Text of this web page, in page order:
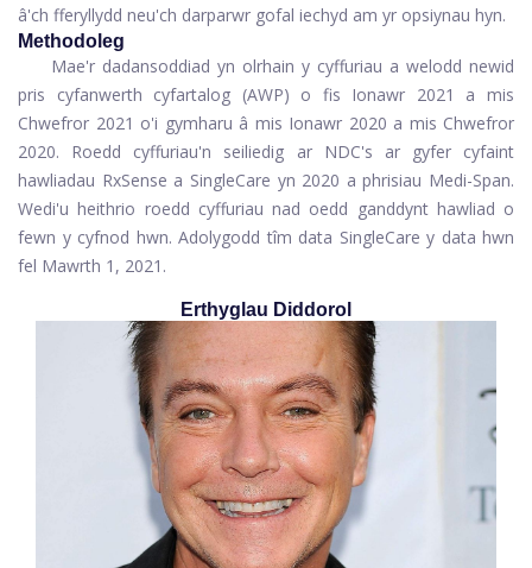
â'ch fferyllydd neu'ch darparwr gofal iechyd am yr opsiynau hyn.
Methodoleg
Mae'r dadansoddiad yn olrhain y cyffuriau a welodd newid
pris cyfanwerth cyfartalog (AWP) o fis Ionawr 2021 a mis
Chwefror 2021 o'i gymharu â mis Ionawr 2020 a mis Chwefror
2020. Roedd cyffuriau'n seiliedig ar NDC's ar gyfer cyfaint
hawliadau RxSense a SingleCare yn 2020 a phrisiau Medi-Span.
Wedi'u heithrio roedd cyffuriau nad oedd ganddynt hawliad o
fewn y cyfnod hwn. Adolygodd tîm data SingleCare y data hwn
fel Mawrth 1, 2021.
Erthyglau Diddorol